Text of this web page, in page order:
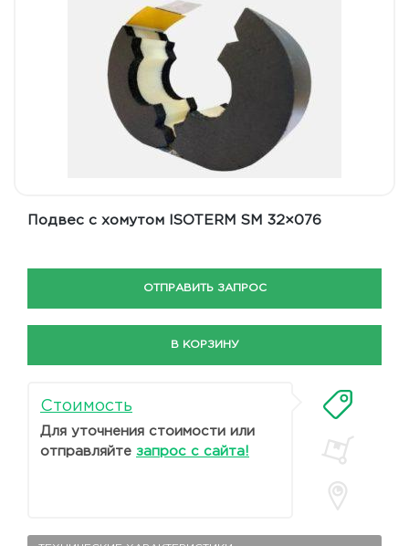
Подвес с хомутом ISOTERM SM 32×076
ОТПРАВИТЬ ЗАПРОС
В КОРЗИНУ
Стоимость
Для уточнения стоимости или
отправляйте запрос с сайта!